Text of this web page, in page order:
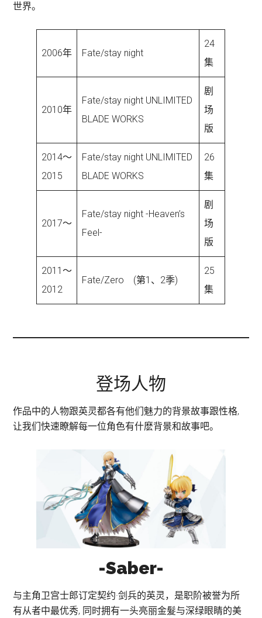
世界。
2006年 Fate/stay night
24
集
2010年
Fate/stay night UNLIMITED
BLADE WORKS
剧
场
版
2014～
2015
Fate/stay night UNLIMITED
BLADE WORKS
26
集
2017～
Fate/stay night -Heaven’s
Feel-
剧
场
版
2011～
2012
Fate/Zero (第1、2季)
25
集
登场人物
作品中的人物跟英灵都各有他们魅力的背景故事跟性格,
让我们快速瞭解每一位角色有什麽背景和故事吧。
-Saber-
与主角卫宫士郎订定契约·剑兵的英灵，是职阶被誉为所
有从者中最优秀, 同时拥有一头亮丽金髮与深绿眼睛的美